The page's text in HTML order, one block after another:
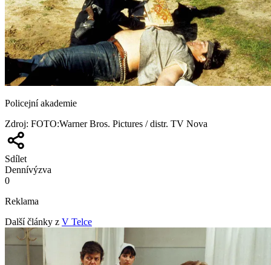
Policejní akademie
Zdroj: FOTO:Warner Bros. Pictures / distr. TV Nova
Sdílet
Dennívýzva
0
Reklama
Další články z V Telce